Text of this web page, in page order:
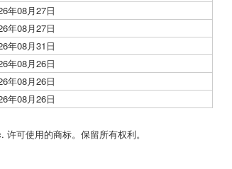
年08月27日
年08月27日
年08月31日
年08月26日
年08月26日
年08月26日
可使用的商标。保留所有权利。